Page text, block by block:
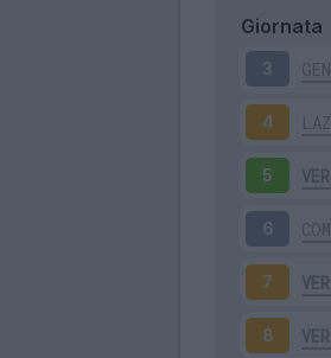
Giornata
3 GEN
4 LAZ
5 VER
6 COM
7 VER
8 VER